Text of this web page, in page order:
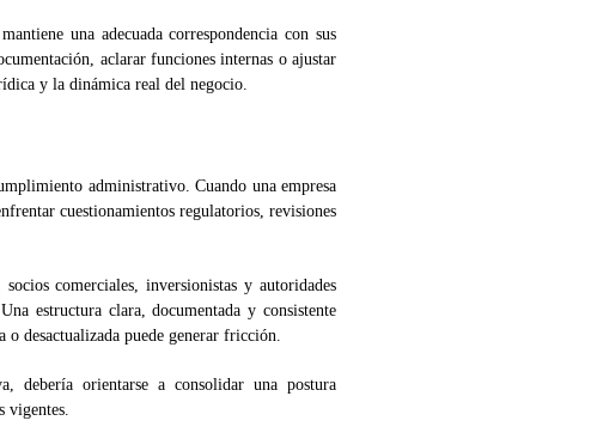
una adecuada correspondencia con sus
aclarar funciones internas o ajustar
y la dinámica real del negocio.
administrativo. Cuando una empresa
cuestionamientos regulatorios, revisiones
comerciales, inversionistas y autoridades
estructura clara, documentada y consistente
desactualizada puede generar fricción.
debería orientarse a consolidar una postura
vigentes.